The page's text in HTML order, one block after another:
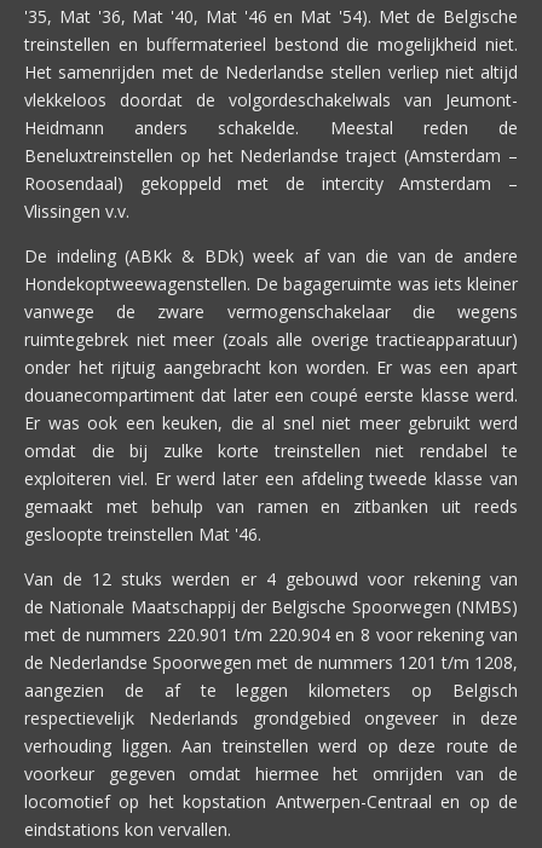
'35, Mat '36, Mat '40, Mat '46 en Mat '54). Met de Belgische
treinstellen en buffermaterieel bestond die mogelijkheid niet.
Het samenrijden met de Nederlandse stellen verliep niet altijd
vlekkeloos doordat de volgordeschakelwals van Jeumont-
Heidmann anders schakelde. Meestal reden de
Beneluxtreinstellen op het Nederlandse traject (Amsterdam –
Roosendaal) gekoppeld met de intercity Amsterdam –
Vlissingen v.v.
De indeling (ABKk & BDk) week af van die van de andere
Hondekoptweewagenstellen. De bagageruimte was iets kleiner
vanwege de zware vermogenschakelaar die wegens
ruimtegebrek niet meer (zoals alle overige tractieapparatuur)
onder het rijtuig aangebracht kon worden. Er was een apart
douanecompartiment dat later een coupé eerste klasse werd.
Er was ook een keuken, die al snel niet meer gebruikt werd
omdat die bij zulke korte treinstellen niet rendabel te
exploiteren viel. Er werd later een afdeling tweede klasse van
gemaakt met behulp van ramen en zitbanken uit reeds
gesloopte treinstellen Mat '46.
Van de 12 stuks werden er 4 gebouwd voor rekening van
de Nationale Maatschappij der Belgische Spoorwegen (NMBS)
met de nummers 220.901 t/m 220.904 en 8 voor rekening van
de Nederlandse Spoorwegen met de nummers 1201 t/m 1208,
aangezien de af te leggen kilometers op Belgisch
respectievelijk Nederlands grondgebied ongeveer in deze
verhouding liggen. Aan treinstellen werd op deze route de
voorkeur gegeven omdat hiermee het omrijden van de
locomotief op het kopstation Antwerpen-Centraal en op de
eindstations kon vervallen.